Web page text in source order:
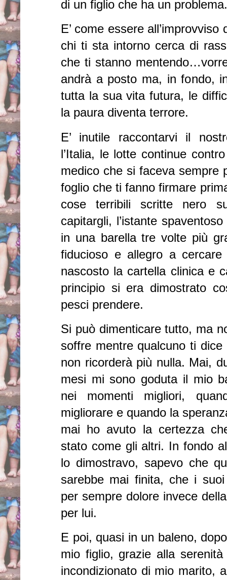
di un figlio che ha un problema.
E’ come essere
chi ti sta intorno cerca di
che ti stanno
andrà a posto ma, in fondo,
tutta la sua vita futura, le
la paura diventa terrore.
E’ inutile raccontarvi il
l’Italia, le lotte continue
medico che si faceva sempre
foglio che ti fanno firmare
cose terribili scritte nero
capitargli, l’istante
in una barella tre volte più
fiducioso e allegro a
nascosto la cartella clinica e
principio si era dimostrato
pesci prendere.
Si può dimenticare tutto, ma
soffre mentre qualcuno ti
non ricorderà più nulla. Mai,
mesi mi sono goduta il mio
nei momenti migliori,
migliorare e quando la
mai ho avuto la certezza
stato come gli altri. In fondo
lo dimostravo, sapevo che
sarebbe mai finita, che i
per sempre dolore invece
per lui.
E poi, quasi in un baleno,
mio figlio, grazie alla
incondizionato di mio marito,